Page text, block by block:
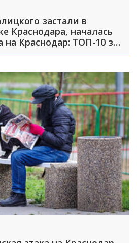
застали в
Краснодара, началась
на Краснодар: ТОП-10 за